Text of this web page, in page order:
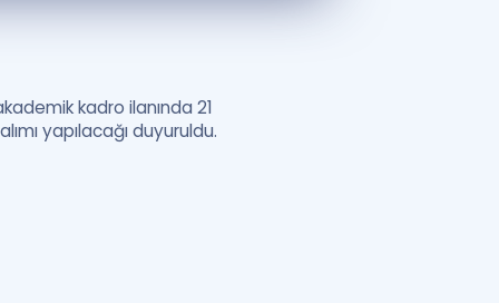
kadro ilanında 21
yapılacağı duyuruldu.